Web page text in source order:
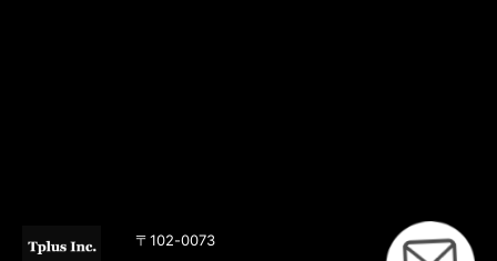
〒102-0073